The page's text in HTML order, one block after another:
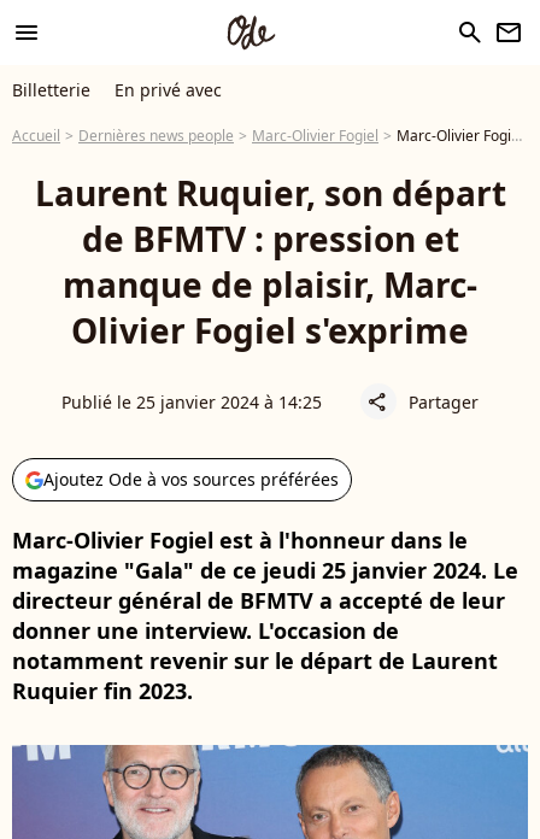
menu search newsletter
Billetterie En privé avec
Accueil Dernières news people Marc-Olivier Fogiel Marc-Olivier Fogiel revient sur le départ de Laurent Ruquier : "Je ne regrette pas d'avoir essayé"
Laurent Ruquier, son départ
de BFMTV : pression et
manque de plaisir, Marc-
Olivier Fogiel s'exprime
Publié le 25 janvier 2024 à 14:25 share Partager
Ajoutez Ode à vos sources préférées
Marc-Olivier Fogiel est à l'honneur dans le
magazine "Gala" de ce jeudi 25 janvier 2024. Le
directeur général de BFMTV a accepté de leur
donner une interview. L'occasion de
notamment revenir sur le départ de Laurent
Ruquier fin 2023.